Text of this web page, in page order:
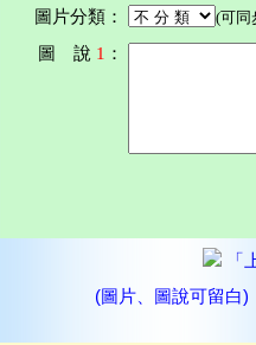
圖片分類： (可同
圖 說 1 ：
「
(圖片、圖說可留白)